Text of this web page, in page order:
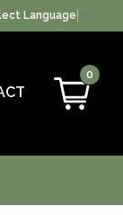
Language
0